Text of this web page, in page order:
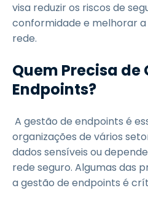
visa reduzir os riscos de
conformidade e melhorar
rede.
Quem Precisa de
Endpoints?
A gestão de endpoints é
organizações de vários
dados sensíveis ou
rede seguro. Algumas das
a gestão de endpoints é